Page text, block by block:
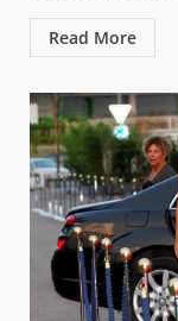
Read More